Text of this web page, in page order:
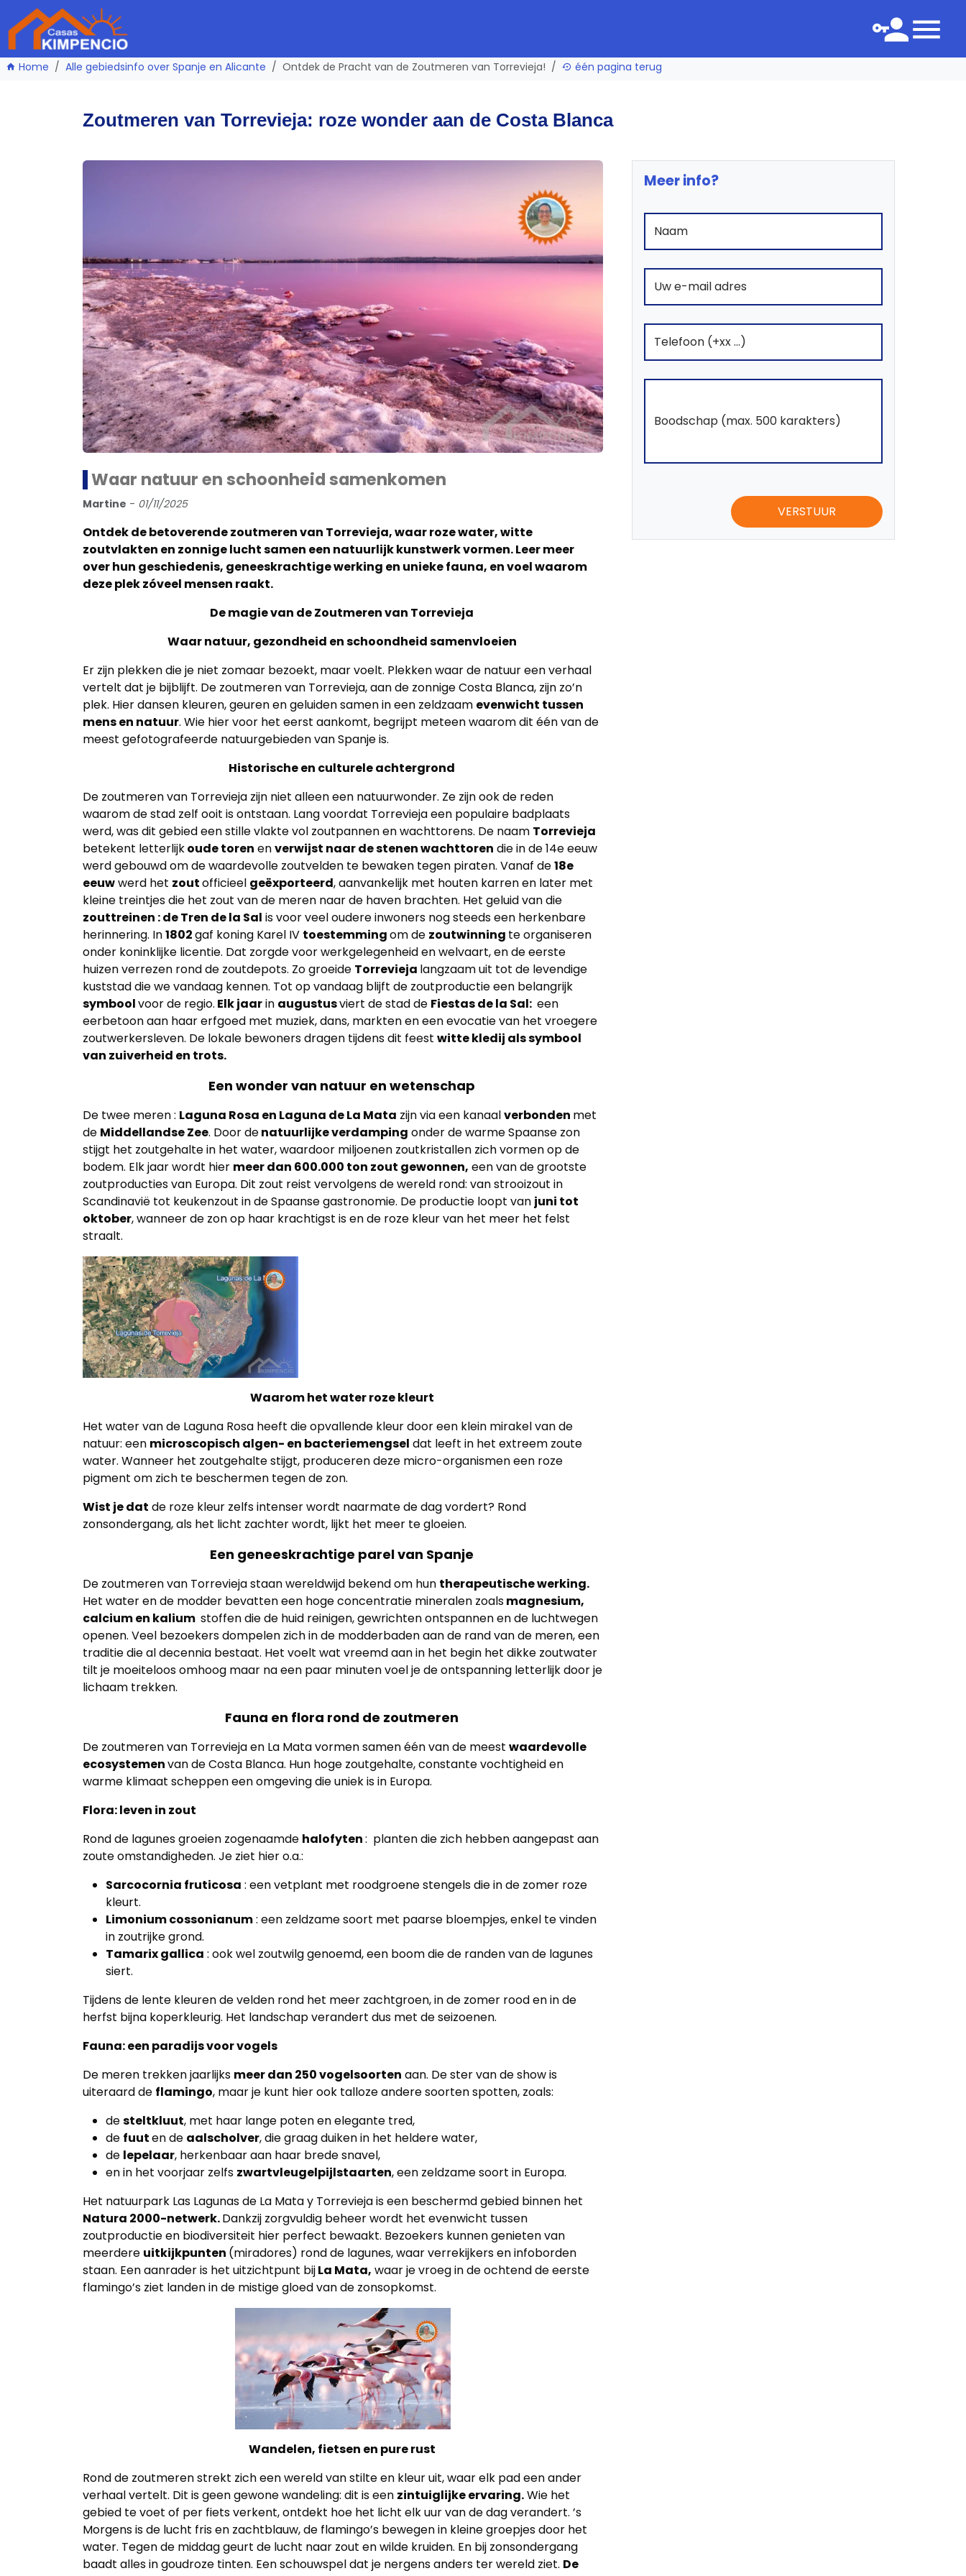
Contacteer
Home Alle gebiedsinfo over Spanje en Alicante Ontdek de Pracht van de Zoutmeren van Torrevieja! één pagina terug
Zoutmeren van Torrevieja: roze wonder aan de Costa Blanca
Waar natuur en schoonheid samenkomen
Martine - 01/11/2025
Ontdek de betoverende zoutmeren van Torrevieja, waar roze water, witte
zoutvlakten en zonnige lucht samen een natuurlijk kunstwerk vormen. Leer meer
over hun geschiedenis, geneeskrachtige werking en unieke fauna, en voel waarom
deze plek zóveel mensen raakt.
De magie van de Zoutmeren van Torrevieja
Waar natuur, gezondheid en schoondheid samenvloeien
Er zijn plekken die je niet zomaar bezoekt, maar voelt. Plekken waar de natuur een verhaal
vertelt dat je bijblijft. De zoutmeren van Torrevieja, aan de zonnige Costa Blanca, zijn zo’n
plek. Hier dansen kleuren, geuren en geluiden samen in een zeldzaam evenwicht tussen
mens en natuur. Wie hier voor het eerst aankomt, begrijpt meteen waarom dit één van de
meest gefotografeerde natuurgebieden van Spanje is.
Historische en culturele achtergrond
De zoutmeren van Torrevieja zijn niet alleen een natuurwonder. Ze zijn ook de reden
waarom de stad zelf ooit is ontstaan. Lang voordat Torrevieja een populaire badplaats
werd, was dit gebied een stille vlakte vol zoutpannen en wachttorens. De naam Torrevieja
betekent letterlijkoude toren enverwijst naar de stenen wachttoren die in de 14e eeuw
werd gebouwd om de waardevolle zoutvelden te bewaken tegen piraten. Vanaf de18e
eeuwwerd het zoutofficieel geëxporteerd, aanvankelijk met houten karren en later met
kleine treintjes die het zout van de meren naar de haven brachten. Het geluid van die
zouttreinen : de Tren de la Sal is voor veel oudere inwoners nog steeds een herkenbare
herinnering. In1802gaf koning Karel IV toestemmingom de zoutwinning te organiseren
onder koninklijke licentie. Dat zorgde voor werkgelegenheid en welvaart, en de eerste
huizen verrezen rond de zoutdepots. Zo groeide Torrevieja langzaam uit tot de levendige
kuststad die we vandaag kennen. Tot op vandaag blijft de zoutproductie een belangrijk
symboolvoor de regio. Elk jaarin augustusviert de stad de Fiestas de la Sal: een
eerbetoon aan haar erfgoed met muziek, dans, markten en een evocatie van het vroegere
zoutwerkersleven. De lokale bewoners dragen tijdens dit feest witte kledij als symbool
van zuiverheid en trots.
Een wonder van natuur en wetenschap
De twee meren : Laguna Rosa en Laguna de La Mata zijn via een kanaalverbonden met
de Middellandse Zee. Door denatuurlijke verdamping onder de warme Spaanse zon
stijgt het zoutgehalte in het water, waardoor miljoenen zoutkristallen zich vormen op de
bodem. Elk jaar wordt hier meer dan 600.000 ton zout gewonnen, een van de grootste
zoutproducties van Europa. Dit zout reist vervolgens de wereld rond: van strooizout in
Scandinavië tot keukenzout in de Spaanse gastronomie. De productie loopt van juni tot
oktober, wanneer de zon op haar krachtigst is en de roze kleur van het meer het felst
straalt.
Waarom het water roze kleurt
Het water van de Laguna Rosa heeft die opvallende kleur door een klein mirakel van de
natuur: een microscopisch algen- en bacteriemengsel dat leeft in het extreem zoute
water. Wanneer het zoutgehalte stijgt, produceren deze micro-organismen een roze
pigment om zich te beschermen tegen de zon.
Wist je dat de roze kleur zelfs intenser wordt naarmate de dag vordert? Rond
zonsondergang, als het licht zachter wordt, lijkt het meer te gloeien.
Een geneeskrachtige parel van Spanje
De zoutmeren van Torrevieja staan wereldwijd bekend om hun therapeutische werking.
Het water en de modder bevatten een hoge concentratie mineralen zoalsmagnesium,
calcium en kalium stoffen die de huid reinigen, gewrichten ontspannen en de luchtwegen
openen. Veel bezoekers dompelen zich in de modderbaden aan de rand van de meren, een
traditie die al decennia bestaat. Het voelt wat vreemd aan in het begin het dikke zoutwater
tilt je moeiteloos omhoog maar na een paar minuten voel je de ontspanning letterlijk door je
lichaam trekken.
Fauna en flora rond de zoutmeren
De zoutmeren van Torrevieja en La Mata vormen samen één van de meest waardevolle
ecosystemenvan de Costa Blanca. Hun hoge zoutgehalte, constante vochtigheid en
warme klimaat scheppen een omgeving die uniek is in Europa.
Flora: leven in zout
Rond de lagunes groeien zogenaamde halofyten: planten die zich hebben aangepast aan
zoute omstandigheden. Je ziet hier o.a.:
Sarcocornia fruticosa : een vetplant met roodgroene stengels die in de zomer roze
kleurt.
Limonium cossonianum: een zeldzame soort met paarse bloempjes, enkel te vinden
in zoutrijke grond.
Tamarix gallica : ook wel zoutwilg genoemd, een boom die de randen van de lagunes
siert.
Tijdens de lente kleuren de velden rond het meer zachtgroen, in de zomer rood en in de
herfst bijna koperkleurig. Het landschap verandert dus met de seizoenen.
Fauna: een paradijs voor vogels
De meren trekken jaarlijks meer dan 250 vogelsoorten aan. De ster van de show is
uiteraard de flamingo, maar je kunt hier ook talloze andere soorten spotten, zoals:
desteltkluut, met haar lange poten en elegante tred,
de fuuten de aalscholver, die graag duiken in het heldere water,
de lepelaar, herkenbaar aan haar brede snavel,
en in het voorjaar zelfs zwartvleugelpijlstaarten, een zeldzame soort in Europa.
Het natuurpark Las Lagunas de La Mata y Torrevieja is een beschermd gebied binnen het
Natura 2000-netwerk.Dankzij zorgvuldig beheer wordt het evenwicht tussen
zoutproductie en biodiversiteit hier perfect bewaakt. Bezoekers kunnen genieten van
meerdere uitkijkpunten (miradores) rond de lagunes, waar verrekijkers en infoborden
staan. Een aanrader is het uitzichtpunt bijLa Mata, waar je vroeg in de ochtend de eerste
flamingo’s ziet landen in de mistige gloed van de zonsopkomst.
Wandelen, fietsen en pure rust
Rond de zoutmeren strekt zich een wereld van stilte en kleur uit, waar elk pad een ander
verhaal vertelt. Dit is geen gewone wandeling: dit is een zintuiglijke ervaring.Wie het
gebied te voet of per fiets verkent, ontdekt hoe het licht elk uur van de dag verandert. ’s
Morgens is de lucht fris en zachtblauw, de flamingo’s bewegen in kleine groepjes door het
water. Tegen de middag geurt de lucht naar zout en wilde kruiden. En bij zonsondergang
baadt alles in goudroze tinten. Een schouwspel dat je nergens anders ter wereld ziet. De
Meer info?
VERSTUUR